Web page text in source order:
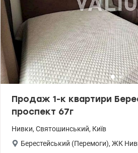
Продаж 1-к квартири
проспект 67г
Нивки, Святошинський, Київ
Берестейський (Перемоги), ЖК